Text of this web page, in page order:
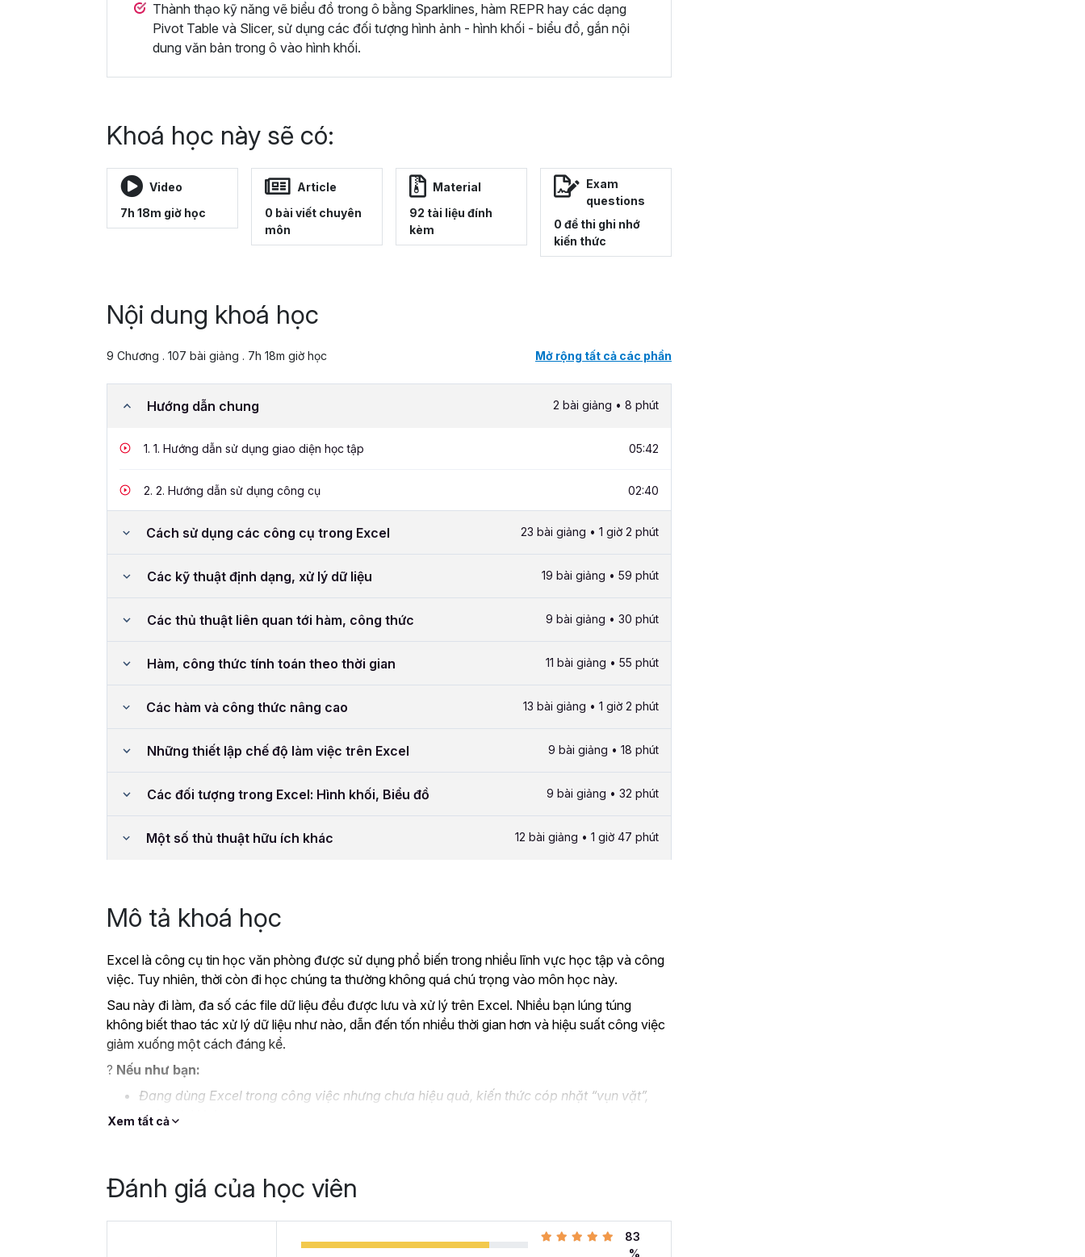
Thành thạo kỹ năng vẽ biểu đồ trong ô bằng Sparklines, hàm REPR hay các dạng
Pivot Table và Slicer, sử dụng các đối tượng hình ảnh - hình khối - biểu đồ, gắn nội
dung văn bản trong ô vào hình khối.
Khoá học này sẽ có:
Video
7h 18m giờ học
Article
0 bài viết chuyên
môn
Material
92 tài liệu đính
kèm
Exam
questions
0 đề thi ghi nhớ
kiến thức
Nội dung khoá học
9 Chương . 107 bài giảng . 7h 18m giờ học Mở rộng tất cả các phần
Hướng dẫn chung 2 bài giảng • 8 phút
1. 1. Hướng dẫn sử dụng giao diện học tập 05:42
2. 2. Hướng dẫn sử dụng công cụ 02:40
Cách sử dụng các công cụ trong Excel 23 bài giảng • 1 giờ 2 phút
Các kỹ thuật định dạng, xử lý dữ liệu 19 bài giảng • 59 phút
Các thủ thuật liên quan tới hàm, công thức 9 bài giảng • 30 phút
Hàm, công thức tính toán theo thời gian 11 bài giảng • 55 phút
Các hàm và công thức nâng cao 13 bài giảng • 1 giờ 2 phút
Những thiết lập chế độ làm việc trên Excel 9 bài giảng • 18 phút
Các đối tượng trong Excel: Hình khối, Biểu đồ 9 bài giảng • 32 phút
Một số thủ thuật hữu ích khác 12 bài giảng • 1 giờ 47 phút
Mô tả khoá học
Excel là công cụ tin học văn phòng được sử dụng phổ biến trong nhiều lĩnh vực học tập và công
việc. Tuy nhiên, thời còn đi học chúng ta thường không quá chú trọng vào môn học này.
Sau này đi làm, đa số các file dữ liệu đều được lưu và xử lý trên Excel. Nhiều bạn lúng túng
không biết thao tác xử lý dữ liệu như nào, dẫn đến tốn nhiều thời gian hơn và hiệu suất công việc
giảm xuống một cách đáng kể.
? Nếu như bạn:
Đang dùng Excel trong công việc nhưng chưa hiệu quả, kiến thức cóp nhặt “vụn vặt”,
không bài bản.
Thì Gitiho ở đây để giúp bạn giải quyết tất cả những khó khăn mà bạn gặp phải khi đi làm với khóa
EXG02 - Thủ thuật Excel cập nhật hàng tuần cho dân văn phòng
trong 8 giờ.
Hoàn thành khóa học, bạn có thể tự tin giải quyết công việc theo cách thông minh, nhanh chóng,
Xem tất cả
Đánh giá của học viên
83
%